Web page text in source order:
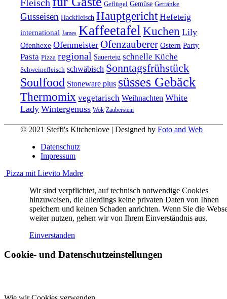
Fleisch Geflügel Gemüse Getränke
Gusseisen Hackfleisch Hauptgericht Hefeteig
international James Kaffeetafel Kuchen Lily
Ofenhexe Ofenmeister Ofenzauberer Ostern Party
Pasta Pizza regional Sauerteig schnelle Küche
Schweinefleisch schwäbisch Sonntagsfrühstück
Soulfood Stoneware plus süsses Gebäck
Thermomix vegetarisch Weihnachten White
Lady Wintergenuss Wok Zauberstein
© 2021 Steffi's Kitchenlove | Designed byFoto and Web
Datenschutz
Impressum
Pizza mit Lievito Madre
Wir sind verpflichtet, auf technisch notwendige Cookies
hinzuweisen, die allerdings keine privaten Daten von Ihnen
speichern und keinen Schaden anrichten. Wenn Sie die
weiter nutzen, gehen wir von Ihrem Einverständnis aus.
Einverstanden
Cookie- und Datenschutzeinstellungen